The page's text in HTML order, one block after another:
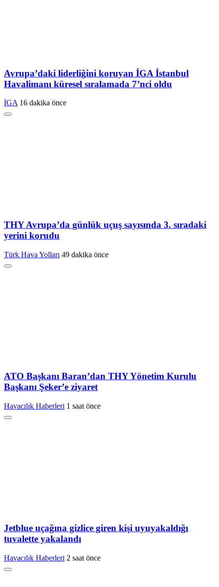
Avrupa’daki liderliğini koruyan İGA İstanbul
Havalimanı küresel sıralamada 7’nci oldu
İGA 16 dakika önce
THY Avrupa’da günlük uçuş sayısında 3. sıradaki
yerini korudu
Türk Hava Yolları 49 dakika önce
ATO Başkanı Baran’dan THY Yönetim Kurulu
Başkanı Şeker’e ziyaret
Havacılık Haberleri 1 saat önce
Jetblue uçağına gizlice giren kişi uyuyakaldığı
tuvalette yakalandı
Havacılık Haberleri 2 saat önce